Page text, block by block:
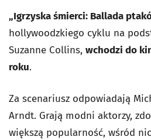
„Igrzyska śmierci: Ballada
hollywoodzkiego cyklu na
Suzanne Collins, wchodzi do
roku.
Za scenariusz odpowiadają
Arndt. Grają modni aktorzy,
większą popularność, wśród